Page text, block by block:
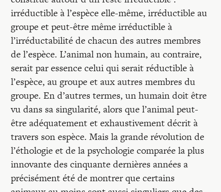
irréductible à l’espèce elle-même, irréductible au
groupe et peut-être même irréductible à
l’irréductabilité de chacun des autres membres
de l’espèce. L’animal non humain, au contraire,
serait par essence celui qui serait réductible à
l’espèce, au groupe et aux autres membres du
groupe. En d’autres termes, un humain doit être
vu dans sa singularité, alors que l’animal peut-
être adéquatement et exhaustivement décrit à
travers son espèce. Mais la grande révolution de
l’éthologie et de la psychologie comparée la plus
innovante des cinquante dernières années a
précisément été de montrer que certains